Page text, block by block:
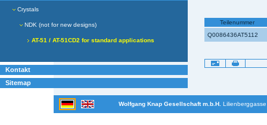
Crystals
NDK (not for new designs)
AT-51 / AT-51CD2 for standard applications
Kontakt
Sitemap
Teilenummer
Q0086436AT5112
Artikelaktionen
Wolfgang Knap Gesellschaft m.b.H.